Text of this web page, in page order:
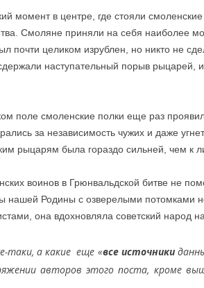
момент в центре, где стояли
Смо­ляне приняли на себя наиболее
почти целиком изруб­лен, но никто не
наступательный порыв рыцарей, и
поле смоленские полки еще раз
за независимость чужих и даже
рыцарям бы­ла гораздо сильней, чем к
воинов в Грюнвальдской битве не
нашей Родины с озверелыми потомками
она вдохновляла советский на­род
таки, а какие еще «все источники
авторов этого поста, кроме